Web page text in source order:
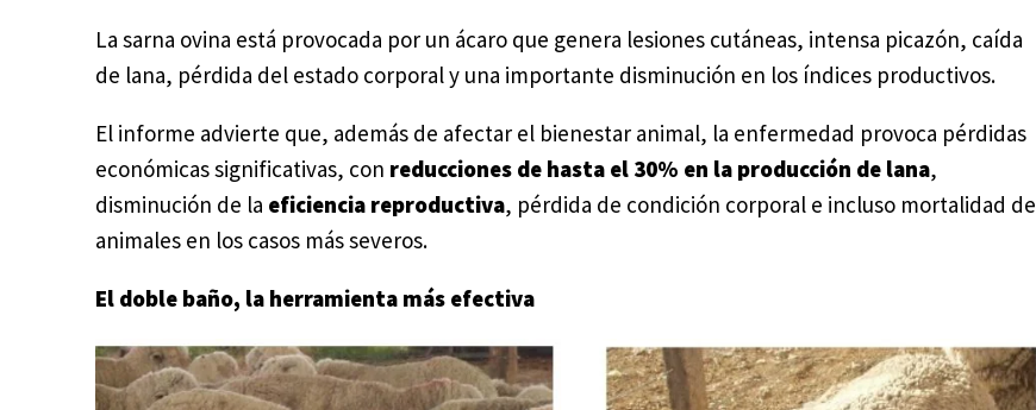
La sarna ovina está provocada por un ácaro que genera lesiones cutáneas, intensa picazón, caída
de lana, pérdida del estado corporal y una importante disminución en los índices productivos.
El informe advierte que, además de afectar el bienestar animal, la enfermedad provoca pérdidas
económicas significativas, con reducciones de hasta el 30% en la producción de lana,
disminución de la eficiencia reproductiva, pérdida de condición corporal e incluso mortalidad de
animales en los casos más severos.
El doble baño, la herramienta más efectiva